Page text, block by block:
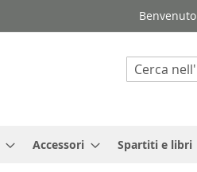
Benvenuto
Search
Accessori Spartiti e libri